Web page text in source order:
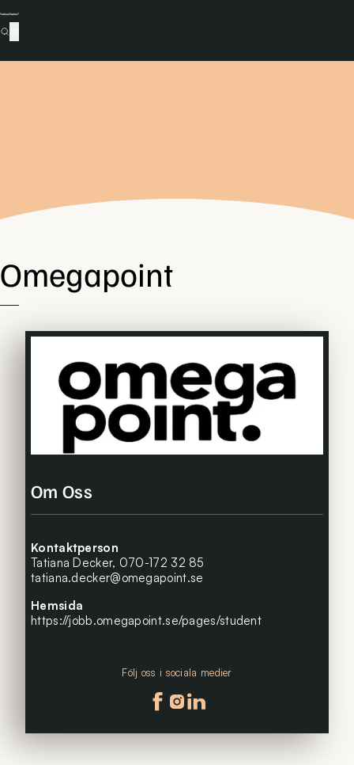
Omegapoint
Om Oss
Kontaktperson
Tatiana Decker, 070-172 32 85
tatiana.decker@omegapoint.se
Hemsida
https://jobb.omegapoint.se/pages/student
Följ oss i sociala medier
Följ oss på facebook
Följ oss på instagram
Följ oss på linkedin